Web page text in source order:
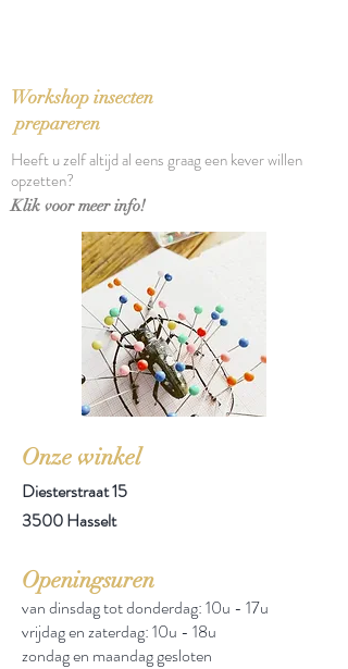
(1980, 1983)
Bindwijze: Pocket
Verschijningsdatum: 2003
Aantal pagina's: 578
Workshop insecten
prepareren
Heeft u zelf altijd al eens graag een kever willen
opzetten?
Klik voor meer info!
Onze winkel
Diesterstraat 15
3500 Hasselt
Openingsuren
van dinsdag tot donderdag: 10u - 17u
vrijdag en zaterdag: 10u - 18u
zondag en maandag gesloten